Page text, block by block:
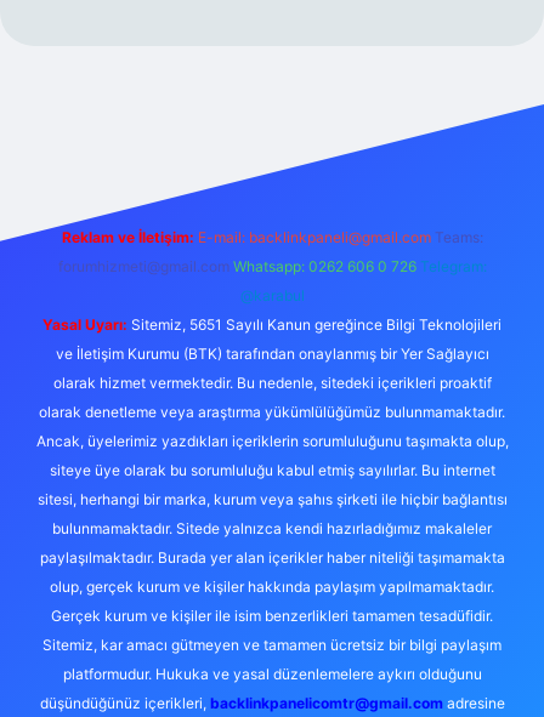
Reklam ve İletişim: E-mail: backlinkpaneli@gmail.com Teams:
forumhizmeti@gmail.com Whatsapp: 0262 606 0 726 Telegram:
@karabul
Yasal Uyarı: Sitemiz, 5651 Sayılı Kanun gereğince Bilgi Teknolojileri
ve İletişim Kurumu (BTK) tarafından onaylanmış bir Yer Sağlayıcı
olarak hizmet vermektedir. Bu nedenle, sitedeki içerikleri proaktif
olarak denetleme veya araştırma yükümlülüğümüz bulunmamaktadır.
Ancak, üyelerimiz yazdıkları içeriklerin sorumluluğunu taşımakta olup,
siteye üye olarak bu sorumluluğu kabul etmiş sayılırlar. Bu internet
sitesi, herhangi bir marka, kurum veya şahıs şirketi ile hiçbir bağlantısı
bulunmamaktadır. Sitede yalnızca kendi hazırladığımız makaleler
paylaşılmaktadır. Burada yer alan içerikler haber niteliği taşımamakta
olup, gerçek kurum ve kişiler hakkında paylaşım yapılmamaktadır.
Gerçek kurum ve kişiler ile isim benzerlikleri tamamen tesadüfidir.
Sitemiz, kar amacı gütmeyen ve tamamen ücretsiz bir bilgi paylaşım
platformudur. Hukuka ve yasal düzenlemelere aykırı olduğunu
düşündüğünüz içerikleri, backlinkpanelicomtr@gmail.comadresine